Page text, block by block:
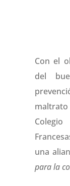
Con el
del
Colegio
una
para la